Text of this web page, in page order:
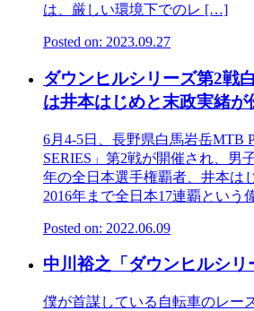
は、厳しい環境下でのレ […]
Posted on: 2023.09.27
ダウンヒルシリーズ第2戦
は井本はじめと末政実緒が
6月4-5日、長野県白馬岩岳MTB
SERIES」第2戦が開催され、男
年の全日本選手権覇者、井本は
2016年まで全日本17連覇とい
Posted on: 2022.06.09
中川裕之「ダウンヒルシリ
僕が首謀している自転車のレー